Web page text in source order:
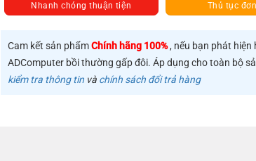
Nhanh chóng thuận tiện Thủ tục
Cam kết sản phẩmChính hãng 100%, nếu bạn phát hiện
ADComputer bồi thường gấp đôi. Áp dụng cho toàn bộ
kiểm tra thông tin và chính sách đổi trả hàng